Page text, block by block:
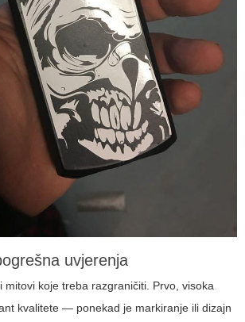
uvjerenja
mitovi koje treba razgraničiti. Prvo, visoka
kvalitete — ponekad je markiranje ili dizajn